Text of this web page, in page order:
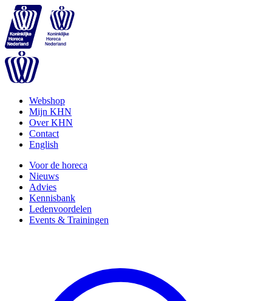
Webshop
Mijn KHN
Over KHN
Contact
English
Voor de horeca
Nieuws
Advies
Kennisbank
Ledenvoordelen
Events & Trainingen